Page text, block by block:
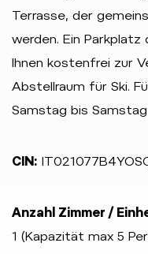
Terrasse, der
werden. Ein
Ihnen kostenfrei zur
Abstellraum für Ski.
Samstag bis
CIN:
Anzahl Zimmer /
1 (Kapazität max 5